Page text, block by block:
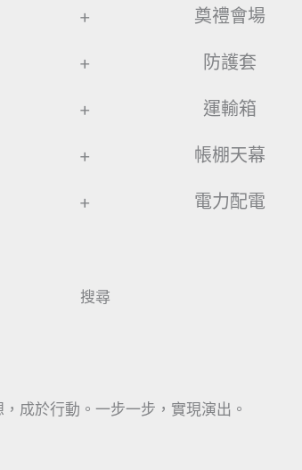
+
+
+
+
+
奠禮會場
防護套
運輸箱
帳棚天幕
電力配電
搜尋
成於行動。一步一步，實現演出。